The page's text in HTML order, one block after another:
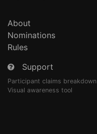
About
Nominations
Rules
Support
Participant claims breakdown
Visual awareness tool